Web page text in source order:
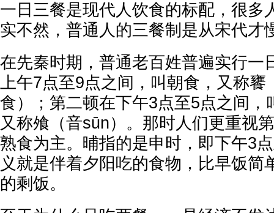
一日三餐是现代人饮食的标配，很多
实不然，普通人的三餐制是从宋代才
在先秦时期，普通老百姓普遍实行一
上午7点至9点之间，叫朝食，又称饔
食）；第二顿在下午3点至5点之间，
又称飧（音sūn）。那时人们更重视
熟食为主。晡指的是申时，即下午3
义就是伴着夕阳吃的食物，比早饭简
的剩饭。